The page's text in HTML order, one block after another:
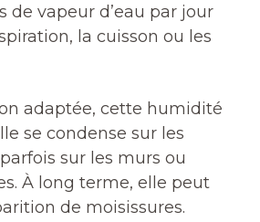
de vapeur d’eau par jour
la cuisson ou les
adaptée, cette humidité
se condense sur les
sur les murs ou
À long terme, elle peut
de moisissures.